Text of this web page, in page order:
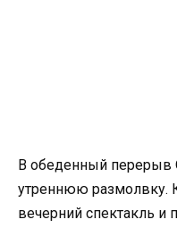
В обеденный перерыв
утреннюю размолвку.
вечерний спектакль и